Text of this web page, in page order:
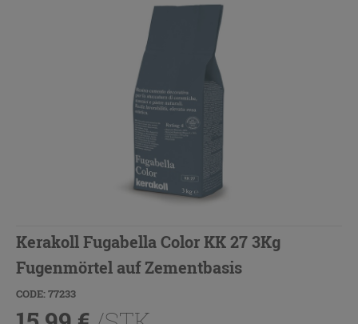
Kerakoll Fugabella Color KK 27 3Kg
Fugenmörtel auf Zementbasis
CODE: 77233